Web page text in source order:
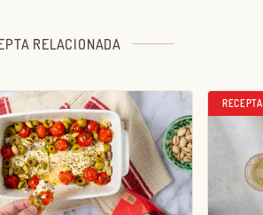
RELACIONADA
RECEPTA